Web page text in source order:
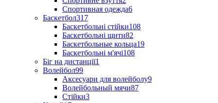
Спортивная одежда6
Баскетбол317
Баскетбольні стійки108
Баскетбольні щити82
Баскетбольные кольца19
Баскетбольні м'ячі108
Біг на дистанції1
Волейбол99
Аксесуари для волейболу9
Волейбольный мячи87
Стійки3